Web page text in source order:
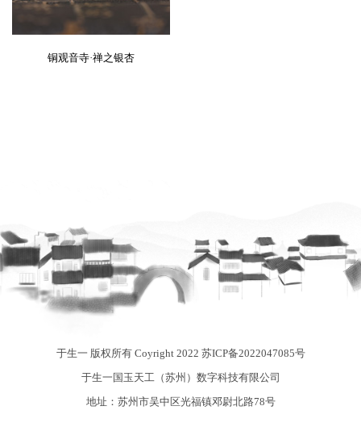
铜观音寺·禅之银杏
于生一 版权所有 Coyright 2022 苏ICP备2022047085号
于生一国玉天工（苏州）数字科技有限公司
地址：苏州市吴中区光福镇邓尉北路78号